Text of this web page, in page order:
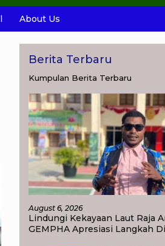
About Us
Berita Terbaru
Kumpulan Berita Terbaru
August 6, 2026
Lindungi Kekayaan Laut Raja
GEMPHA Apresiasi Langkah